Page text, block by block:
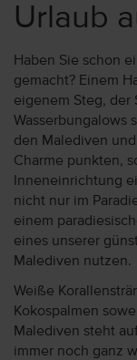
Urlaub
Haben Sie schon
gemacht? Einem
eigenem Steg, der
Wasserbungalows
den Malediven
Charme punkten,
Inneneinrichtung
nicht nur im
einem
eines unserer
Malediven nutzen.
Weiße
Kokospalmen
Malediven steht
immer noch ganz